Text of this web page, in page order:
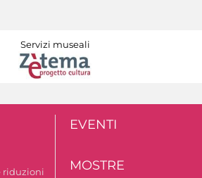
Servizi museali
riduzioni
EVENTI
MOSTRE